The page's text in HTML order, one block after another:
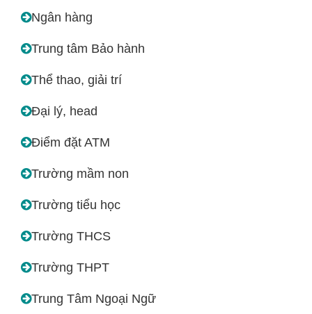
Ngân hàng
Trung tâm Bảo hành
Thể thao, giải trí
Đại lý, head
Điểm đặt ATM
Trường mầm non
Trường tiểu học
Trường THCS
Trường THPT
Trung Tâm Ngoại Ngữ